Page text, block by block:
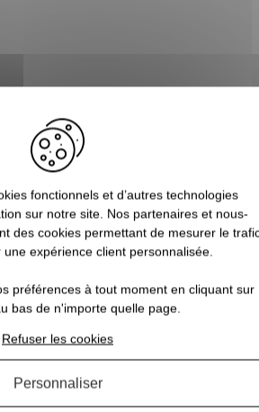
Blog
fonctionnels et d’autres technologies
sur notre site. Nos partenaires et nous-
des cookies permettant de mesurer le
expérience client personnalisée.
préférences à tout moment en cliquant sur
bas de n'importe quelle page.
Refuser les cookies
Personnaliser